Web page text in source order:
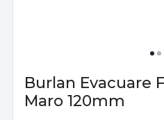
Burlan Evacuare
Maro 120mm